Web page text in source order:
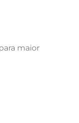
maior